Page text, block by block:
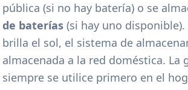
pública (si no hay batería) o se
de baterías (si hay uno
brilla el sol, el sistema de
almacenada a la red doméstica.
siempre se utilice primero en el